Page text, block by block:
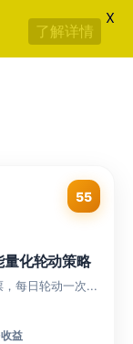
55
化轮动策略
每日轮动一次...
益
了解详情
X